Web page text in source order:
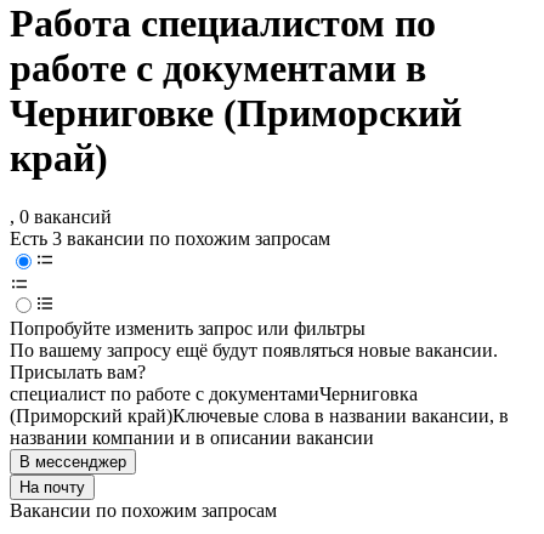
Работа специалистом по
работе с документами в
Черниговке (Приморский
край)
, 0 вакансий
Есть 3 вакансии по похожим запросам
Попробуйте изменить запрос или фильтры
По вашему запросу ещё будут появляться новые вакансии.
Присылать вам?
специалист по работе с документамиЧерниговка
(Приморский край)Ключевые слова в названии вакансии, в
названии компании и в описании вакансии
В мессенджер
На почту
Вакансии по похожим запросам